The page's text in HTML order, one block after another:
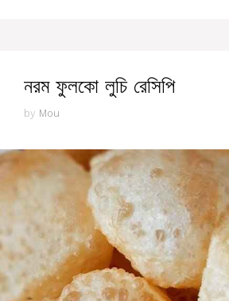
নরম ফুলকো লুচি রেসিপি
by Mou